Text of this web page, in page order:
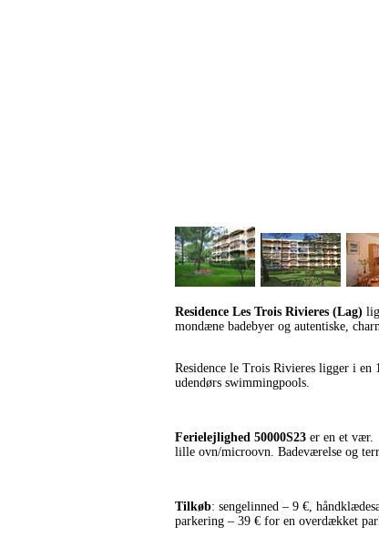
Residence Les Trois Rivieres (Lag)
mondæne badebyer og autentiske,
Residence le Trois Rivieres ligger i en
udendørs swimmingpools.
Ferielejlighed 50000S23 er en et vær.
lille ovn/microovn. Badeværelse og
Tilkøb: sengelinned – 9 €,
parkering – 39 € for en overdækket